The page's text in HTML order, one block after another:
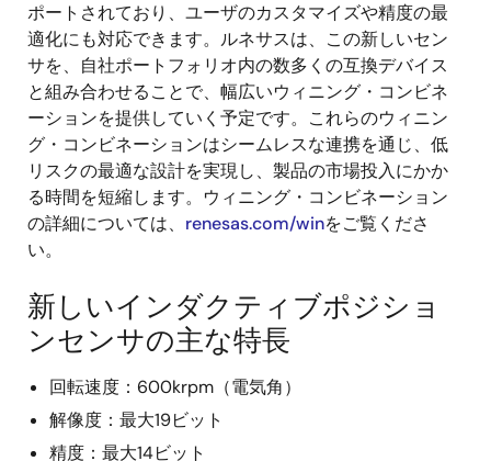
ポートされており、ユーザのカスタマイズや精度の最
適化にも対応できます。ルネサスは、この新しいセン
サを、自社ポートフォリオ内の数多くの互換デバイス
と組み合わせることで、幅広いウィニング・コンビネ
ーションを提供していく予定です。これらのウィニン
グ・コンビネーションはシームレスな連携を通じ、低
リスクの最適な設計を実現し、製品の市場投入にかか
る時間を短縮します。ウィニング・コンビネーション
の詳細については、 renesas.com/winをご覧くださ
い。
新しいインダクティブポジショ
ンセンサの主な特長
回転速度：600krpm（電気角）
解像度：最大19ビット
精度：最大14ビット